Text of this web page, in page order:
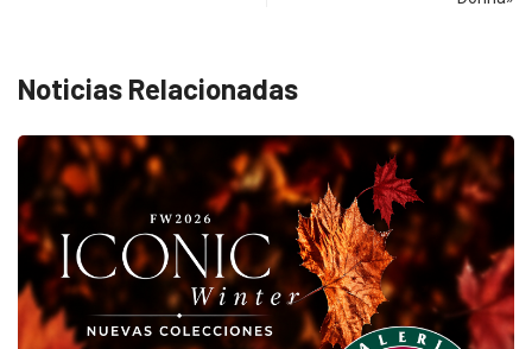
Noticias Relacionadas